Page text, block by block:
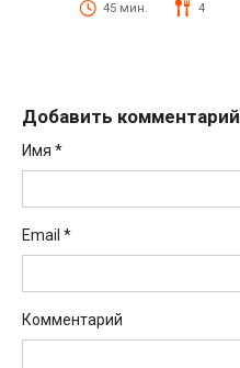
45 мин. 4
Добавить комментарий
Имя *
Email *
Комментарий